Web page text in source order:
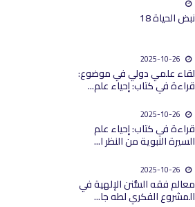
نبض الحياة 18
لقاء علمي دولي في موضوع:
قراءة في كتاب: إحياء علم...
قراءة في كتاب: إحياء علم
السيرة النبوية من النظر ا...
معالم فقه السُّنن الإلهية في
المشروع الفكري لطه جا...